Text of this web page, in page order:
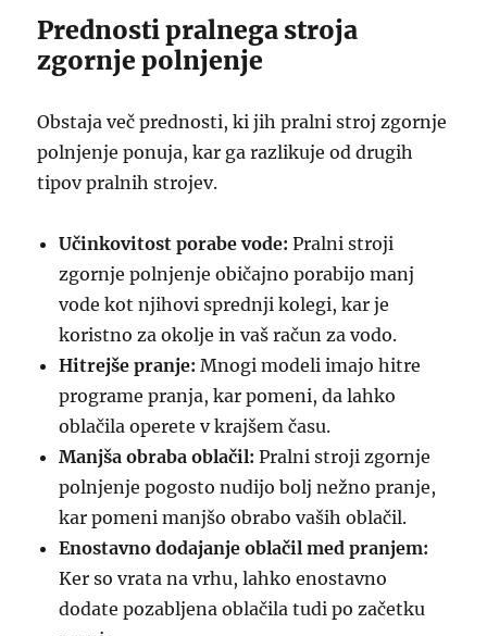
Prednosti pralnega stroja
zgornje polnjenje
Obstaja več prednosti, ki jih pralni stroj zgornje
polnjenje ponuja, kar ga razlikuje od drugih
tipov pralnih strojev.
Učinkovitost porabe vode: Pralni stroji
zgornje polnjenje običajno porabijo manj
vode kot njihovi sprednji kolegi, kar je
koristno za okolje in vaš račun za vodo.
Hitrejše pranje: Mnogi modeli imajo hitre
programe pranja, kar pomeni, da lahko
oblačila operete v krajšem času.
Manjša obraba oblačil: Pralni stroji zgornje
polnjenje pogosto nudijo bolj nežno pranje,
kar pomeni manjšo obrabo vaših oblačil.
Enostavno dodajanje oblačil med pranjem:
Ker so vrata na vrhu, lahko enostavno
dodate pozabljena oblačila tudi po začetku